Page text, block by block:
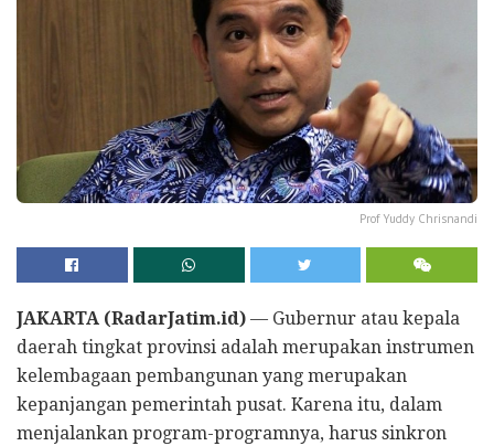
Prof Yuddy Chrisnandi
JAKARTA (RadarJatim.id) — Gubernur atau kepala
daerah tingkat provinsi adalah merupakan instrumen
kelembagaan pembangunan yang merupakan
kepanjangan pemerintah pusat. Karena itu, dalam
menjalankan program-programnya, harus sinkron